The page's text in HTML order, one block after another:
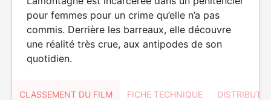
pour femmes pour un crime qu’elle n’a pas
commis. Derrière les barreaux, elle découvre
une réalité très crue, aux antipodes de son
quotidien.
CLASSEMENT DU FILM FICHE TECHNIQUE